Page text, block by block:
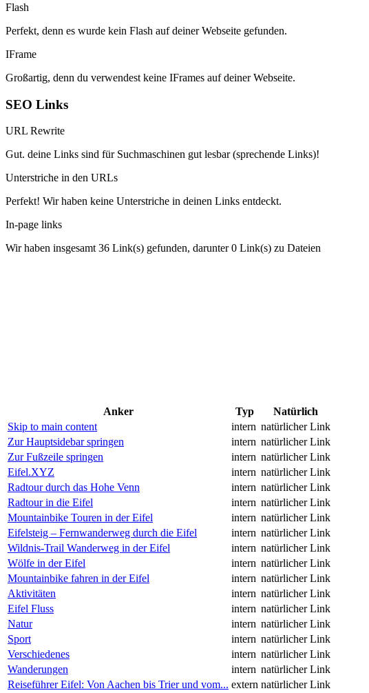
Flash
Perfekt, denn es wurde kein Flash auf deiner Webseite gefunden.
IFrame
Großartig, denn du verwendest keine IFrames auf deiner Webseite.
SEO Links
URL Rewrite
Gut. deine Links sind für Suchmaschinen gut lesbar (sprechende Links)!
Unterstriche in den URLs
Perfekt! Wir haben keine Unterstriche in deinen Links entdeckt.
In-page links
Wir haben insgesamt 36 Link(s) gefunden, darunter 0 Link(s) zu Dateien
Anker Typ
Natürlich
Skip to main content
intern natürlicher Link
Zur Hauptsidebar springen
intern natürlicher Link
Zur Fußzeile springen
intern natürlicher Link
Eifel.XYZ
intern natürlicher Link
Radtour durch das Hohe Venn
intern natürlicher Link
Radtour in die Eifel
intern natürlicher Link
Mountainbike Touren in der Eifel
intern natürlicher Link
Eifelsteig – Fernwanderweg durch die Eifel
intern natürlicher Link
Wildnis-Trail Wanderweg in der Eifel
intern natürlicher Link
Wölfe in der Eifel
intern natürlicher Link
Mountainbike fahren in der Eifel
intern natürlicher Link
Aktivitäten
intern natürlicher Link
Eifel Fluss
intern natürlicher Link
Natur
intern natürlicher Link
Sport
intern natürlicher Link
Verschiedenes
intern natürlicher Link
Wanderungen
intern natürlicher Link
Reiseführer Eifel: Von Aachen bis Trier und vom... extern natürlicher Link